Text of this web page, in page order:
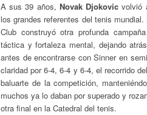
A sus 39 años, Novak Djokovic volvió
los grandes referentes del tenis
Club construyó otra profunda
táctica y fortaleza mental, dejando
antes de encontrarse con Sinner en
claridad por 6-4, 6-4 y 6-4, el recorrido
baluarte de la competición,
muchos ya lo daban por superado y
otra final en la Catedral del tenis.